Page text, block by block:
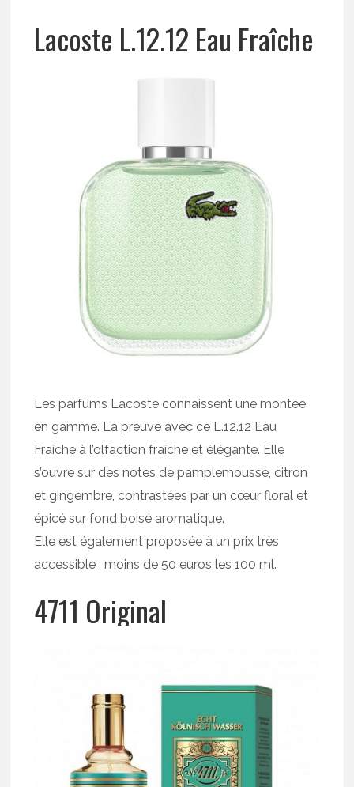
Lacoste L.12.12 Eau Fraîche
Les parfums Lacoste connaissent une montée
en gamme. La preuve avec ce L.12.12 Eau
Fraîche à l’olfaction fraîche et élégante. Elle
s’ouvre sur des notes de pamplemousse, citron
et gingembre, contrastées par un cœur floral et
épicé sur fond boisé aromatique.
Elle est également proposée à un prix très
accessible : moins de 50 euros les 100 ml.
4711 Original